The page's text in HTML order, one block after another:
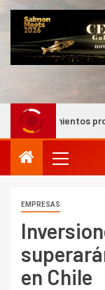
productivos de la
EMPRESAS
en Chile